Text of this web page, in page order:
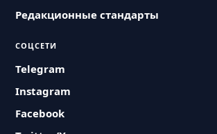
Редакционные стандарты
СОЦСЕТИ
Telegram
Instagram
Facebook